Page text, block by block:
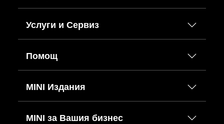
Услуги и Сервиз
Помощ
MINI Издания
MINI за Вашия бизнес